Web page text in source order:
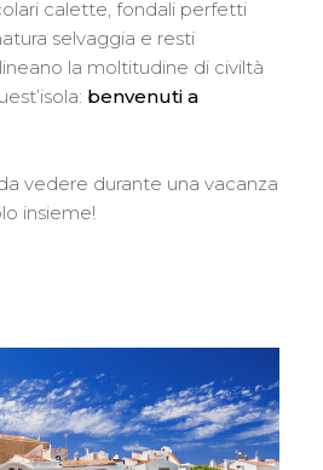
calette, fondali perfetti
selvaggia e resti
la moltitudine di civiltà
benvenuti a
vedere durante una vacanza
insieme!